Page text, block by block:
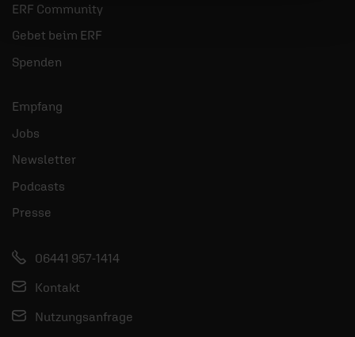
ERF Community
Gebet beim ERF
Spenden
Empfang
Jobs
Newsletter
Podcasts
Presse
06441 957-1414
Kontakt
Nutzungsanfrage